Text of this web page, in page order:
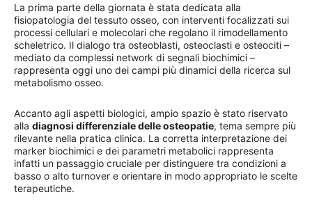
La prima parte della giornata è stata dedicata alla
fisiopatologia del tessuto osseo, con interventi focalizzati sui
processi cellulari e molecolari che regolano il rimodellamento
scheletrico. Il dialogo tra osteoblasti, osteoclasti e osteociti –
mediato da complessi network di segnali biochimici –
rappresenta oggi uno dei campi più dinamici della ricerca sul
metabolismo osseo.
Accanto agli aspetti biologici, ampio spazio è stato riservato
alla diagnosi differenziale delle osteopatie, tema sempre più
rilevante nella pratica clinica. La corretta interpretazione dei
marker biochimici e dei parametri metabolici rappresenta
infatti un passaggio cruciale per distinguere tra condizioni a
basso o alto turnover e orientare in modo appropriato le scelte
terapeutiche.